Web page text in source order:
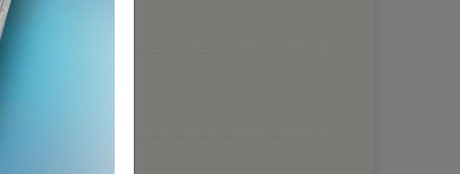
BAKÜ